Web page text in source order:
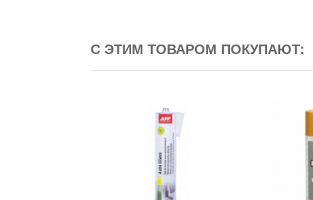
С ЭТИМ ТОВАРОМ ПОКУПАЮТ: